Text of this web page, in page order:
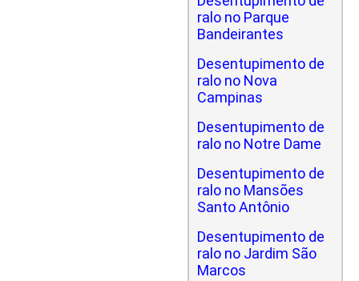
ralo no Parque
Bandeirantes
Desentupimento de
ralo no Nova
Campinas
Desentupimento de
ralo no Notre Dame
Desentupimento de
ralo no Mansões
Santo Antônio
Desentupimento de
ralo no Jardim São
Marcos